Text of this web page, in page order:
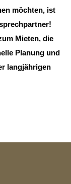
möchten, ist
Mieten, die
Planung und
langjährigen